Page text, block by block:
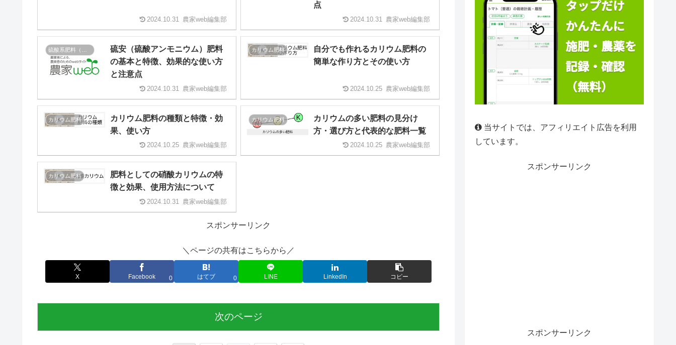
2024.10.31 農家web編集部
点
2024.10.31 農家web編集部
硫安（硫酸アンモニウム）肥料
の基本と特徴、効果的な使い方
と注意点
2024.10.31 農家web編集部
カリウム肥料
自分でも作れるカリウム肥料の
簡単な作り方とその使い方
2024.10.25 農家web編集部
カリウム肥料
カリウム肥料の種類と特徴・効
果、使い方
2024.10.25 農家web編集部
カリウム肥料
カリウムの多い肥料の見分け
方・選び方と代表的な肥料一覧
2024.10.25 農家web編集部
カリウム肥料
肥料としての硝酸カリウムの特
徴と効果、使用方法について
2024.10.31 農家web編集部
スポンサーリンク
＼ページの共有はこちらから／
X Facebook 0 はてブ 0 LINE LinkedIn コピー
次のページ
当サイトでは、アフィリエイト広告を利用
しています。
スポンサーリンク
スポンサーリンク